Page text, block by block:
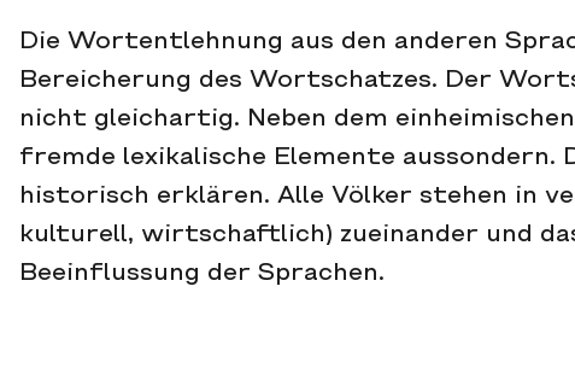
Die Wortentlehnung aus den anderen
Bereicherung des Wortschatzes. Der
nicht gleichartig. Neben dem
fremde lexikalische Elemente aussondern.
historisch erklären. Alle Völker stehen in
kulturell, wirtschaftlich) zueinander und
Beeinflussung der Sprachen.